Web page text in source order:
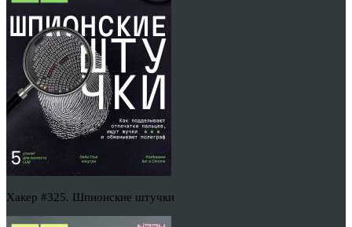
Хакер #325. Шпионские штучки